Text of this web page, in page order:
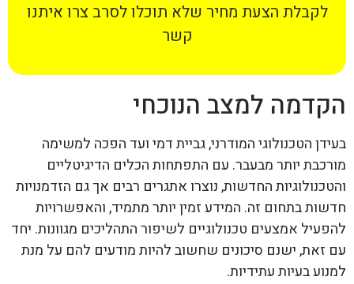
לקבלת הצעת מחיר שלא תוכלו לסרב צרו איתנו
קשר
הקדמה למצב הנוכחי
בעידן הטכנולוגי המודרני, גביית דמי ועד הפכה למשימה
מורכבת יותר מבעבר. עם התפתחות הכלים הדיגיטליים
והטכנולוגיות החדשות, נוצרו אתגרים רבים אך גם הזדמנויות
חדשות בתחום זה. המידע זמין יותר מתמיד, והאפשרויות
להפעיל אמצעים טכנולוגיים לשיפור התהליכים מגוונות. יחד
עם זאת, ישנם סיכונים שחשוב להיות מודעים להם על מנת
למנוע בעיות עתידיות.